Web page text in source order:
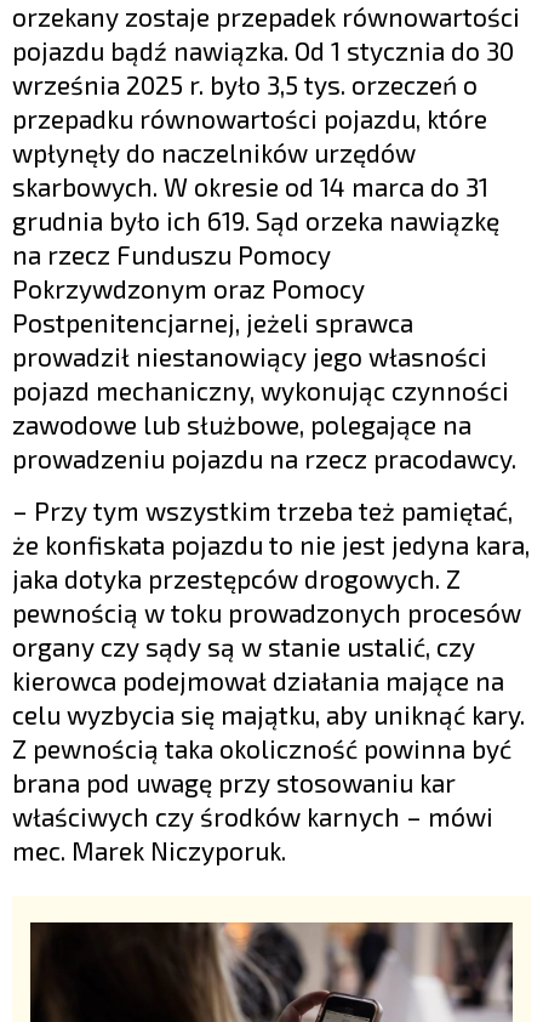
orzekany zostaje przepadek równowartości
pojazdu bądź nawiązka. Od 1 stycznia do 30
września 2025 r. było 3,5 tys. orzeczeń o
przepadku równowartości pojazdu, które
wpłynęły do naczelników urzędów
skarbowych. W okresie od 14 marca do 31
grudnia było ich 619. Sąd orzeka nawiązkę
na rzecz Funduszu Pomocy
Pokrzywdzonym oraz Pomocy
Postpenitencjarnej, jeżeli sprawca
prowadził niestanowiący jego własności
pojazd mechaniczny, wykonując czynności
zawodowe lub służbowe, polegające na
prowadzeniu pojazdu na rzecz pracodawcy.
– Przy tym wszystkim trzeba też pamiętać,
że konfiskata pojazdu to nie jest jedyna kara,
jaka dotyka przestępców drogowych. Z
pewnością w toku prowadzonych procesów
organy czy sądy są w stanie ustalić, czy
kierowca podejmował działania mające na
celu wyzbycia się majątku, aby uniknąć kary.
Z pewnością taka okoliczność powinna być
brana pod uwagę przy stosowaniu kar
właściwych czy środków karnych – mówi
mec. Marek Niczyporuk.